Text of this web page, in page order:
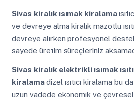
Sivas kiralık ısımak kiralama
ve devreye alma kiralık mazotlu
devreye alırken profesyonel
sayede üretim süreçleriniz
Sivas kiralık elektrikli ısımak
kiralamadizel ısıtıcı kiralama bu
uzun vadede ekonomik ve